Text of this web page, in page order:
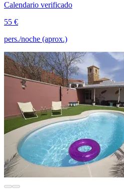
Calendario verificado
55 €
pers./noche (aprox.)